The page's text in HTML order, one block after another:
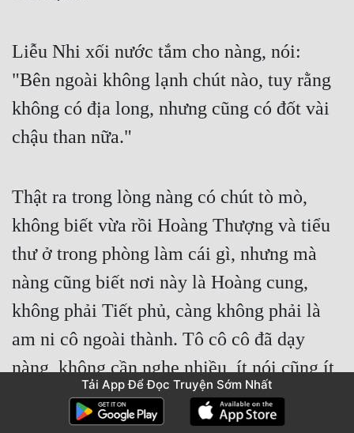
Liễu Nhi xối nước tắm cho nàng, nói:
"Bên ngoài không lạnh chút nào, tuy rằng
không có địa long, nhưng cũng có đốt vài
chậu than nữa."
Thật ra trong lòng nàng có chút tò mò,
không biết vừa rồi Hoàng Thượng và tiểu
thư ở trong phòng làm cái gì, nhưng mà
nàng cũng biết nơi này là Hoàng cung,
không phải Tiết phủ, càng không phải là
am ni cô ngoài thành. Tô cô cô đã dạy
nàng, không cần nghe nhiều, ít nói cũng ít
hỏi nhơn, nếu không sẽ đem lại phiền phức
cho chính mình và tiểu thư. Cho nên hiện
Tải App Để Đọc Truyện Sớm Nhất